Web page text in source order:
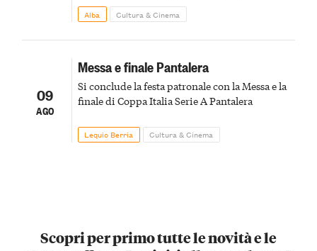
Alba Cultura & Cinema
09
AGO
Messa e finale Pantalera
Si conclude la festa patronale con la Messa e la
finale di Coppa Italia Serie A Pantalera
Lequio Berria Cultura & Cinema
Scopri per primo tutte le novità e le